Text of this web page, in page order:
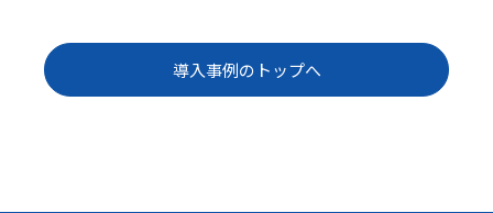
導入事例のトップへ